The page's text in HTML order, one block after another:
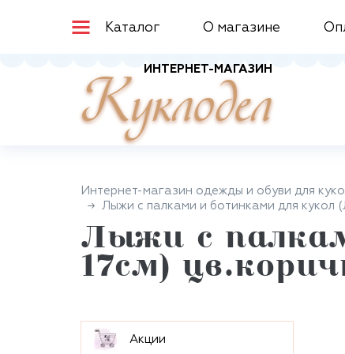
Каталог О магазине
ИНТЕРНЕТ-МАГАЗИН
Куклодел
Интернет-магазин одежды и обуви для
Лыжи с палками и ботинками для кукол
Лыжи с
17см)
Aкции